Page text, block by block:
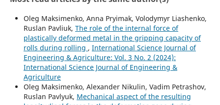
Oleg Maksimenko, Anna Pryimak, Volodymyr Liashenko,
Ruslan Pavliuk, The role of the internal force of
plastically deformed metal in the gripping capacity of
rolls during rolling , International Science Journal of
Engineering & Agriculture: Vol. 3 No. 2 (2024):
International Science Journal of Engineering &
Agriculture
Oleg Maksimenko, Alexander Nikulin, Vadim Petrashov,
Ruslan Pavlyuk, Mechanical aspect of the resulting